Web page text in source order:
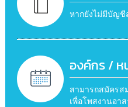
หากยังไม่มีบัญ
องค์กร / ห
สามารถสมัครส
เพื่อโพสงานอา